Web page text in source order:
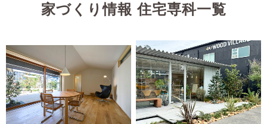
家づくり情報 住宅専科一覧